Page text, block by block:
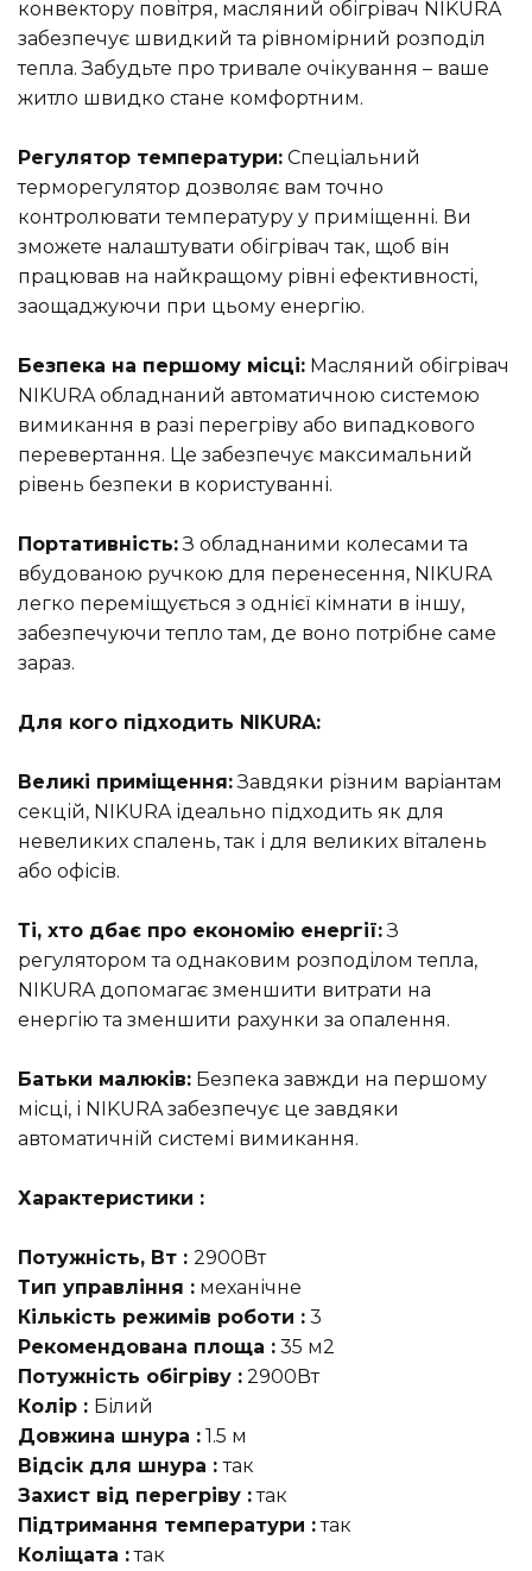
конвектору повітря, масляний обігрівач NIKURA
забезпечує швидкий та рівномірний розподіл
тепла. Забудьте про тривале очікування – ваше
житло швидко стане комфортним.
Регулятор температури: Спеціальний
терморегулятор дозволяє вам точно
контролювати температуру у приміщенні. Ви
зможете налаштувати обігрівач так, щоб він
працював на найкращому рівні ефективності,
заощаджуючи при цьому енергію.
Безпека на першому місці: Масляний обігрівач
NIKURA обладнаний автоматичною системою
вимикання в разі перегріву або випадкового
перевертання. Це забезпечує максимальний
рівень безпеки в користуванні.
Портативність:З обладнаними колесами та
вбудованою ручкою для перенесення, NIKURA
легко переміщується з однієї кімнати в іншу,
забезпечуючи тепло там, де воно потрібне саме
зараз.
Для кого підходить NIKURA:
Великі приміщення:Завдяки різним варіантам
секцій, NIKURA ідеально підходить як для
невеликих спалень, так і для великих віталень
або офісів.
Ті, хто дбає про економію енергії:З
регулятором та однаковим розподілом тепла,
NIKURA допомагає зменшити витрати на
енергію та зменшити рахунки за опалення.
Батьки малюків: Безпека завжди на першому
місці, і NIKURA забезпечує це завдяки
автоматичній системі вимикання.
Характеристики :
Потужність, Вт : 2900Вт
Тип управління : механічне
Кількість режимів роботи : 3
Рекомендована площа : 35 м2
Потужність обігріву : 2900Вт
Колір : Білий
Довжина шнура : 1.5 м
Відсік для шнура :так
Захист від перегріву :так
Підтримання температури :так
Коліщата :так